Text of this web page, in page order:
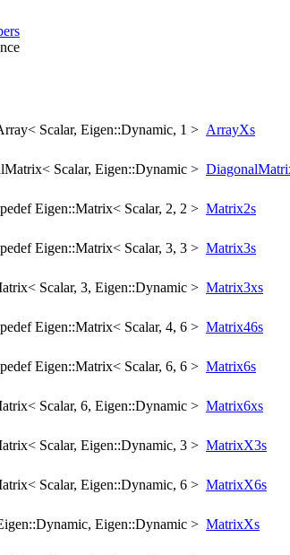
Scalar, Eigen::Dynamic, 1 > ArrayXs
Scalar, Eigen::Dynamic >
Eigen::Matrix< Scalar, 2, 2 > Matrix2s
Eigen::Matrix< Scalar, 3, 3 > Matrix3s
Scalar, 3, Eigen::Dynamic > Matrix3xs
Eigen::Matrix< Scalar, 4, 6 > Matrix46s
Eigen::Matrix< Scalar, 6, 6 > Matrix6s
Scalar, 6, Eigen::Dynamic > Matrix6xs
Scalar, Eigen::Dynamic, 3 > MatrixX3s
Scalar, Eigen::Dynamic, 6 > MatrixX6s
Eigen::Dynamic > MatrixXs